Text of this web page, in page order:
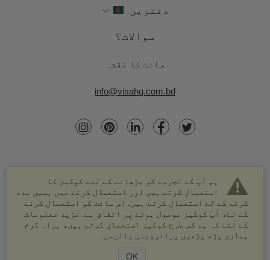
ہم آپ کے تجربے کو بڑھانے کے لئے کوکیز کا
استعمال کرتے ہیں اور استعمال کرنے میں ہمیں مدد
کرنے کے لۓ استعمال کرتے ہیں. اس سائٹ کو استعمال کرنے
کے لۓ، آپ کوکیز موصول ہونے پر اتفاق ہے. مزید معلومات
کے لئے کہ ہم کس طرح کوکیز استعمال کرتے ہیں، براہ کرم
ہماری پڑھ پڑھیں
پرائیویسی پالیسی
OK
دفتریں
سوالات؟
سائٹ کا نقشہ
info@visahq.com.bd
© 2003-2026 VisaHQ.com، انک. تمام حقوق محفوظ ہیں۔
علامات ہیں۔